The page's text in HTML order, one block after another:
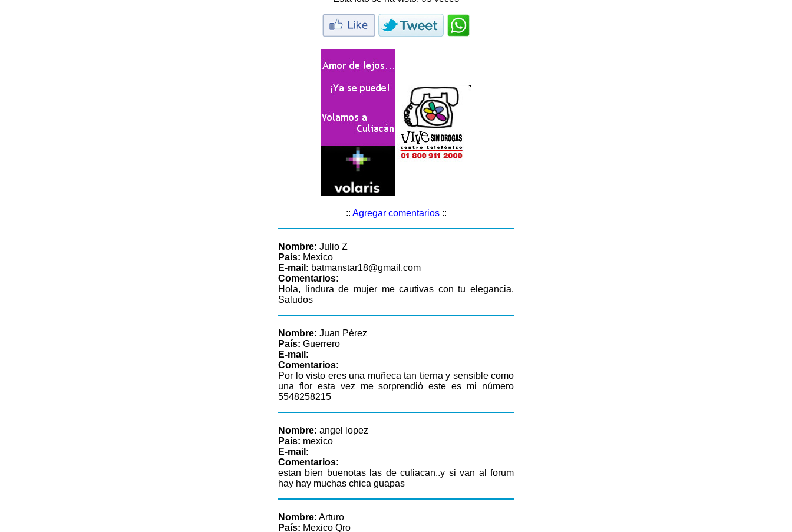
:: Agregar comentarios::
Nombre: Julio Z
País: Mexico
E-mail: batmanstar18@gmail.com
Comentarios:
Hola, lindura de mujer me cautivas con tu elegancia.
Saludos
Nombre: Juan Pérez
País: Guerrero
E-mail:
Comentarios:
Por lo visto eres una muñeca tan tierna y sensible como
una flor esta vez me sorprendió este es mi número
5548258215
Nombre: angel lopez
País: mexico
E-mail:
Comentarios:
estan bien buenotas las de culiacan..y si van al forum
hay hay muchas chica guapas
Nombre: Arturo
País: Mexico Qro